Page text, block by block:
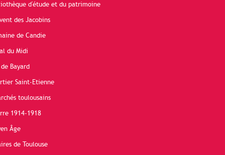
d'étude et du patrimoine
des Jacobins
de Candie
du Midi
Bayard
Saint-Etienne
toulousains
1914-1918
Âge
de Toulouse